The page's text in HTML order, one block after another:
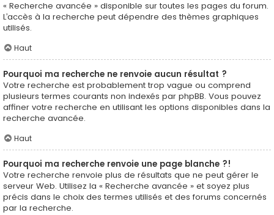
« Recherche avancée » disponible sur toutes les pages du forum.
L’accès à la recherche peut dépendre des thèmes graphiques
utilisés.
Haut
Pourquoi ma recherche ne renvoie aucun résultat ?
Votre recherche est probablement trop vague ou comprend
plusieurs termes courants non indexés par phpBB. Vous pouvez
affiner votre recherche en utilisant les options disponibles dans la
recherche avancée.
Haut
Pourquoi ma recherche renvoie une page blanche ?!
Votre recherche renvoie plus de résultats que ne peut gérer le
serveur Web. Utilisez la « Recherche avancée » et soyez plus
précis dans le choix des termes utilisés et des forums concernés
par la recherche.